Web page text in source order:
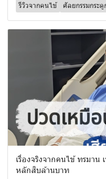
รีวิวจากคนไข้ ศัลยกรรมกระดู
เรื่องจริงจากคนไข้ ทรมาน
หลักสิบล้านบาท